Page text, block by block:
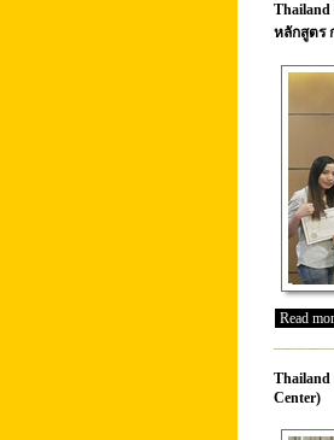
หลักสูตร
Read
Thailand
Center)